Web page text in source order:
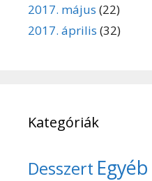
2017. május (22)
2017. április (32)
Kategóriák
Desszert Egyéb